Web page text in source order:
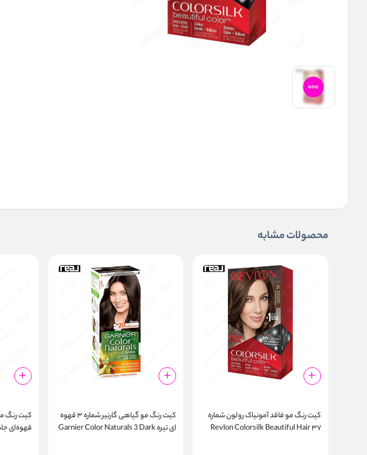
محصولات مشابه
کیت رنگ مو فاقد آمونیاک رولون شماره
۳۷ Revlon Colorsilk Beautiful Hair
کیت رنگ مو گیاهی گارنیر شماره ۳ قهوه‌
ای تیره Garnier Color Naturals 3 Dark